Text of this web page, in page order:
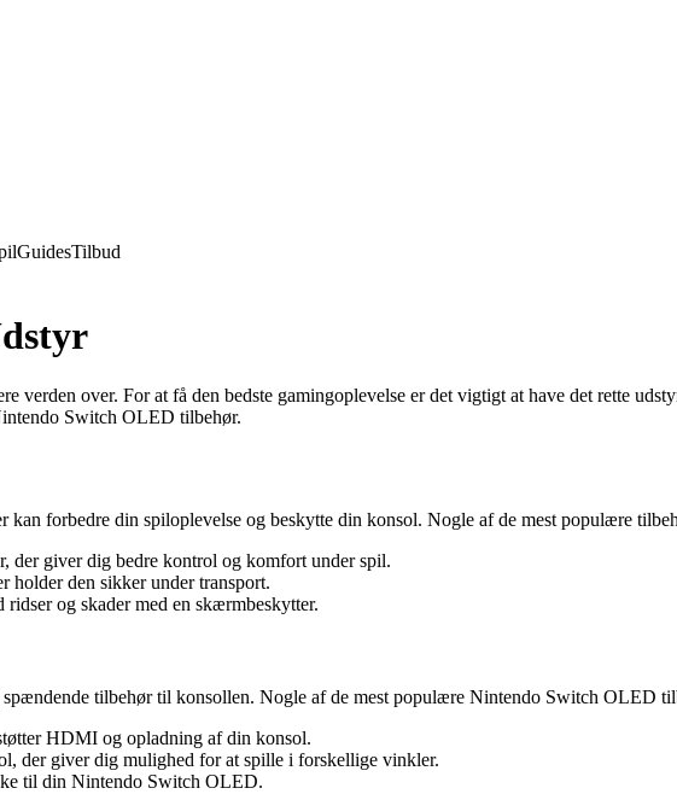
GuidesTilbud
verden over. For at få den bedste gamingoplevelse er det vigtigt at have det rette
Switch OLED tilbehør.
forbedre din spiloplevelse og beskytte din konsol. Nogle af de mest populære
der giver dig bedre kontrol og komfort under spil.
holder den sikker under transport.
og skader med en skærmbeskytter.
tilbehør til konsollen. Nogle af de mest populære Nintendo Switch OLED
HDMI og opladning af din konsol.
der giver dig mulighed for at spille i forskellige vinkler.
til din Nintendo Switch OLED.